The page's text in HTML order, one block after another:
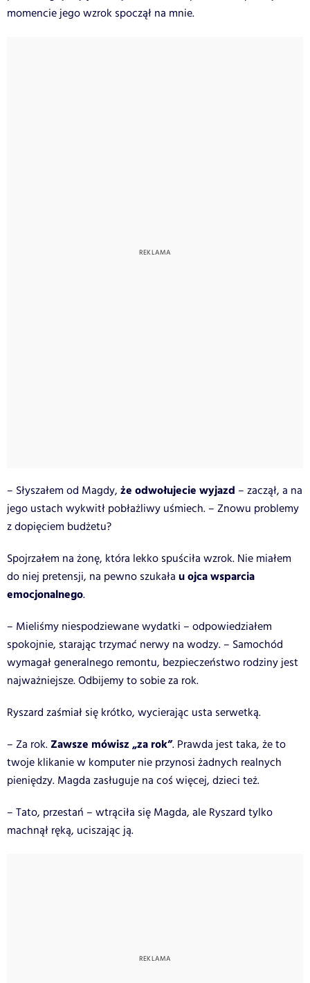
momencie jego wzrok spoczął na mnie.
– Słyszałem od Magdy, że odwołujecie wyjazd – zaczął, a na
jego ustach wykwitł pobłażliwy uśmiech. – Znowu problemy
z dopięciem budżetu?
Spojrzałem na żonę, która lekko spuściła wzrok. Nie miałem
do niej pretensji, na pewno szukała u ojca wsparcia
emocjonalnego.
– Mieliśmy niespodziewane wydatki – odpowiedziałem
spokojnie, starając trzymać nerwy na wodzy. – Samochód
wymagał generalnego remontu, bezpieczeństwo rodziny jest
najważniejsze. Odbijemy to sobie za rok.
Ryszard zaśmiał się krótko, wycierając usta serwetką.
– Za rok. Zawsze mówisz „za rok”. Prawda jest taka, że to
twoje klikanie w komputer nie przynosi żadnych realnych
pieniędzy. Magda zasługuje na coś więcej, dzieci też.
– Tato, przestań – wtrąciła się Magda, ale Ryszard tylko
machnął ręką, uciszając ją.